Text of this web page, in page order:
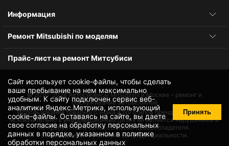
Сайт использует cookie-файлы, чтобы сделать
ваше пребывание на нем максимально
удобным. К cайту подключен сервис веб-
аналитики Яндекс.Метрика, использующий
cookie-файлы. Оставаясь на сайте, вы даете
своесогласие на обработку персональных
данных в порядке, указанном в политике
обработки персональных данных
Принять
Информация
Ремонт Mitsubishi по моделям
Прайс-лист на ремонт Митсубиси
© 2010-2026Автосервисы Mitsubishi в Москве – ремонт и
обслуживание автомобилей
Использование товарного знака и логотипов бренда происходит
исключительно в информационных целях не является нарушением и
не требует получения согласия правообладателя.
Защита данных и политика конфиденциальности.